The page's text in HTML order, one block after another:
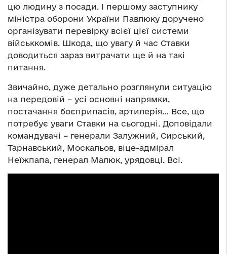
цю людину з посади. І першому заступнику
міністра оборони України Павлюку доручено
організувати перевірку всієї цієї системи
військкомів. Шкода, що увагу й час Ставки
доводиться зараз витрачати ще й на такі
питання.
Звичайно, дуже детально розглянули ситуацію
на передовій – усі основні напрямки,
постачання боєприпасів, артилерія… Все, що
потребує уваги Ставки на сьогодні. Доповідали
командувачі – генерали Залужний, Сирський,
Тарнавський, Москальов, віце-адмірал
Неїжпапа, генерал Малюк, урядовці. Всі.